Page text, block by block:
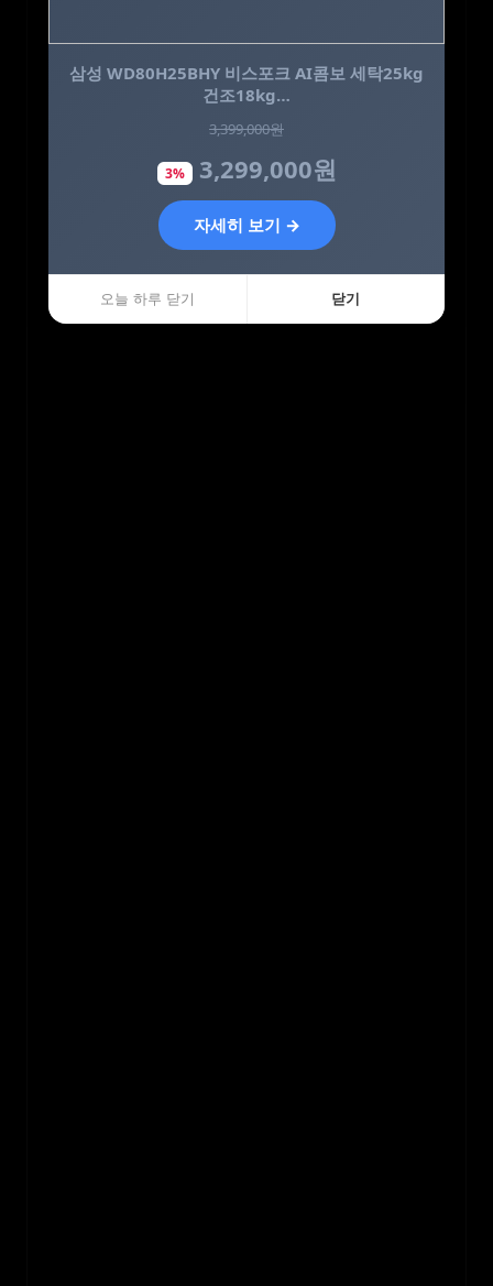
피토틱스 옐로우 여성 질 유래 유산균 30캡슐, 3
개
149,400원
67% 48,900원
자세히 보기 →
오늘 하루 닫기 닫기
삼성 WD80H25BHY 비스포크 AI콤보 세탁25kg
건조18kg…
3,399,000원
3% 3,299,000원
자세히 보기 →
오늘 하루 닫기 닫기